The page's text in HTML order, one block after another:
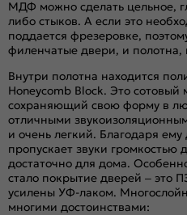
МДФ можно сделать цельное,
либо стыков. А если это
поддается фрезеровке,
филенчатые двери, и
Внутри полотна находится
Honeycomb Block. Это сотовый
сохраняющий свою форму в
отличными
и очень легкий. Благодаря
пропускает звуки громкостью
достаточно для дома.
стало покрытие дверей – это
усилены УФ-лаком.
многими достоинствами: